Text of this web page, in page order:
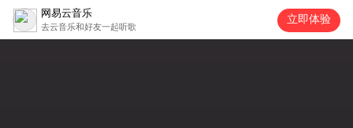
网易云音乐
去云音乐和好友一起听歌
立即体验